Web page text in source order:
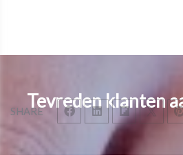
SHARETevreden klanten